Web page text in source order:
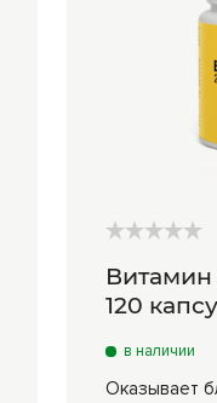
Витамин
120
в наличии
Оказывает